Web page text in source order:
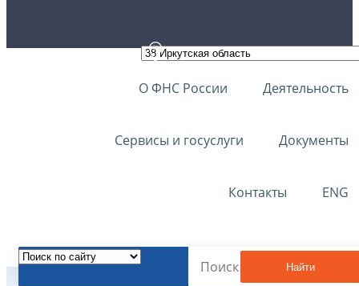
О ФНС России Деятельность
Сервисы и госуслуги Документы
Контакты ENG
Найти